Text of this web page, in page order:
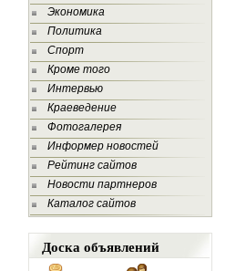
Экономика
Политика
Спорт
Кроме того
Интервью
Краеведение
Фотогалерея
Информер новостей
Рейтинг сайтов
Новости партнеров
Каталог сайтов
Доска объявлений